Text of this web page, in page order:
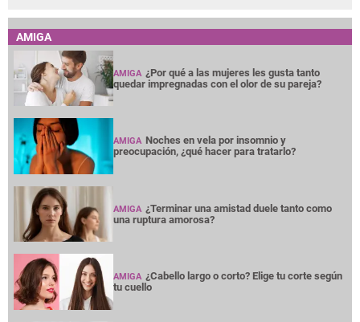
AMIGA
AMIGA ¿Por qué a las mujeres les gusta tanto
quedar impregnadas con el olor de su pareja?
AMIGA Noches en vela por insomnio y
preocupación, ¿qué hacer para tratarlo?
AMIGA ¿Terminar una amistad duele tanto como
una ruptura amorosa?
AMIGA ¿Cabello largo o corto? Elige tu corte según
tu cuello